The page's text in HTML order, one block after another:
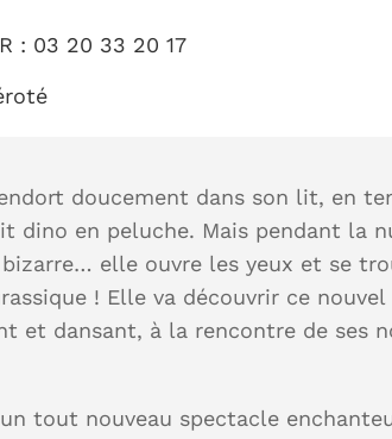
: 03 20 33 20 17
doucement dans son lit, en
dino en peluche. Mais pendant la
elle ouvre les yeux et se
! Elle va découvrir ce nouvel
et dansant, à la rencontre de ses
tout nouveau spectacle